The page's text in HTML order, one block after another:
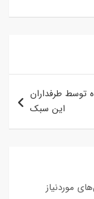
توسط طرفداران
این سبک
موردنیاز